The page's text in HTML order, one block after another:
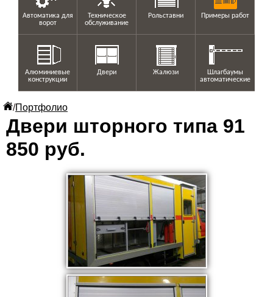
Автоматика для
ворот
Техническое
обслуживание
Рольставни Примеры работ
Алюминиевые
конструкции
Двери Жалюзи
Шлагбаумы
автоматические
/Портфолио
Двери шторного типа 91
850 руб.